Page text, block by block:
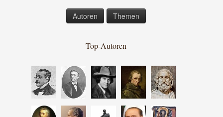
Autoren Themen
Top-Autoren